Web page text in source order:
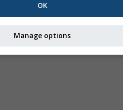
OK
Manage options